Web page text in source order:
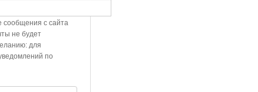
сообщения с сайта
не будет
для
по